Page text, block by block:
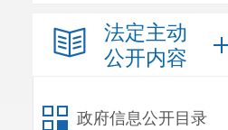
法定主动
公开内容
政府信息公开目录